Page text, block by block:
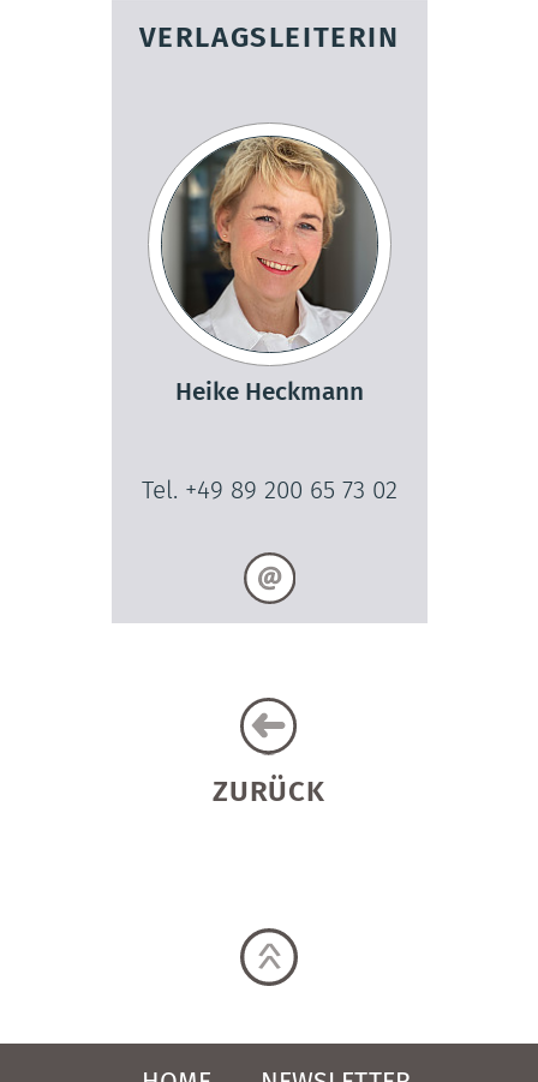
VERLAGSLEITERIN
Heike Heckmann
Tel. +49 89 200 65 73 02
ZURÜCK